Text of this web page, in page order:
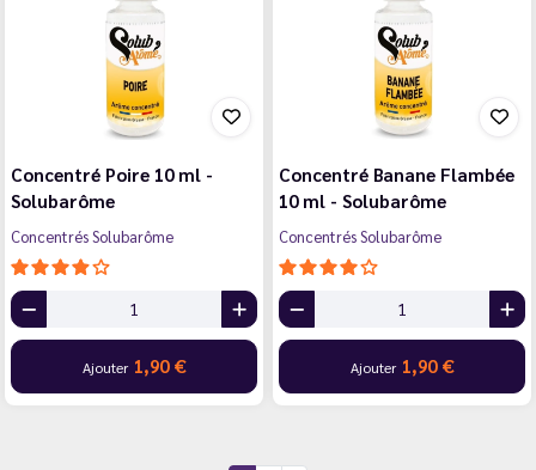
Concentré Poire 10 ml -
Solubarôme
Concentrés Solubarôme
Ajouter 1,90 €
Concentré Banane Flambée
10 ml - Solubarôme
Concentrés Solubarôme
Ajouter 1,90 €